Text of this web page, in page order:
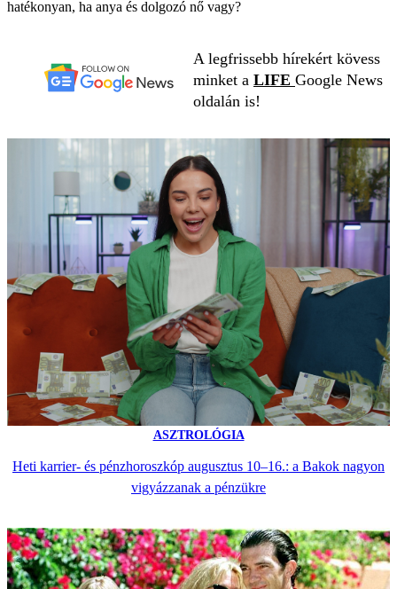
hatékonyan, ha anya és dolgozó nő vagy?
A legfrissebb hírekért kövess
minket a LIFE Google News
oldalán is!
ASZTROLÓGIA
Heti karrier- és pénzhoroszkóp augusztus 10–16.: a Bakok nagyon
vigyázzanak a pénzükre